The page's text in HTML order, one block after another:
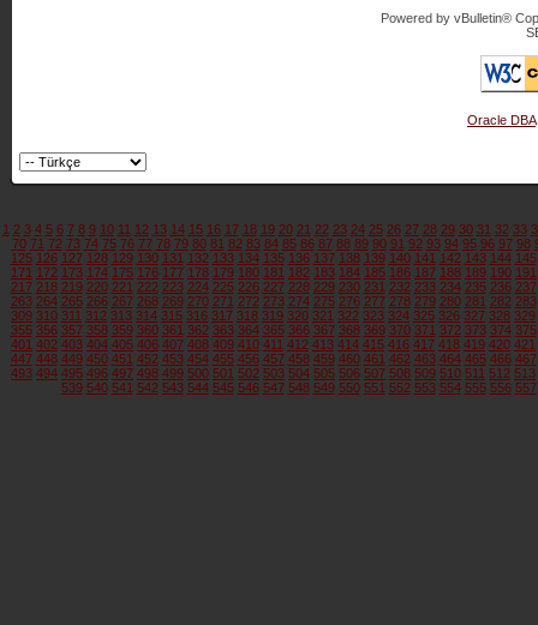
Powered by vBulletin®
Oracle DBA
1 2 3 4 5 6 7 8 9 10 11 12 13 14 15 16 17 18 19 20 21 22 23 24 25 26 27 28 29 30 31 32 33
70 71 72 73 74 75 76 77 78 79 80 81 82 83 84 85 86 87 88 89 90 91 92 93 94 95 96 97 98
125 126 127 128 129 130 131 132 133 134 135 136 137 138 139 140 141 142 143 144 145
171 172 173 174 175 176 177 178 179 180 181 182 183 184 185 186 187 188 189 190 191
217 218 219 220 221 222 223 224 225 226 227 228 229 230 231 232 233 234 235 236 237
263 264 265 266 267 268 269 270 271 272 273 274 275 276 277 278 279 280 281 282 283
309 310 311 312 313 314 315 316 317 318 319 320 321 322 323 324 325 326 327 328 329
355 356 357 358 359 360 361 362 363 364 365 366 367 368 369 370 371 372 373 374 375
401 402 403 404 405 406 407 408 409 410 411 412 413 414 415 416 417 418 419 420 421
447 448 449 450 451 452 453 454 455 456 457 458 459 460 461 462 463 464 465 466 467
493 494 495 496 497 498 499 500 501 502 503 504 505 506 507 508 509 510 511 512 513
539 540 541 542 543 544 545 546 547 548 549 550 551 552 553 554 555 556 557